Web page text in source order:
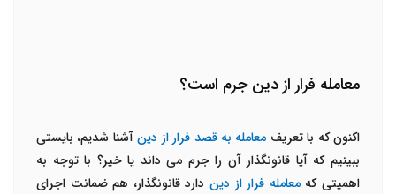
معامله فرار از دین جرم است؟
اکنون که با تعریف معامله به قصد فرار از دینآشنا شدیم، بایستی
ببینیم که آیا قانونگذار آن را جرم می داند یا خیر؟ با توجه به
اهمیتی کهمعامله فرار از دین دارد قانونگذار، هم ضمانت اجرای